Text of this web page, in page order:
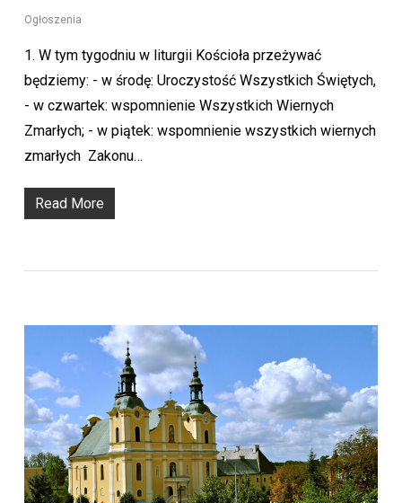
Ogłoszenia
1. W tym tygodniu w liturgii Kościoła przeżywać
będziemy: - w środę: Uroczystość Wszystkich Świętych,
- w czwartek: wspomnienie Wszystkich Wiernych
Zmarłych; - w piątek: wspomnienie wszystkich wiernych
zmarłych Zakonu…
Read More